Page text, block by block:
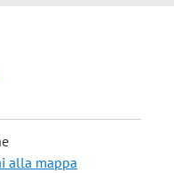
alla mappa